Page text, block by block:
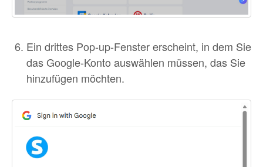
Ein drittes Pop-up-Fenster erscheint, in dem Sie
das Google-Konto auswählen müssen, das Sie
hinzufügen möchten.